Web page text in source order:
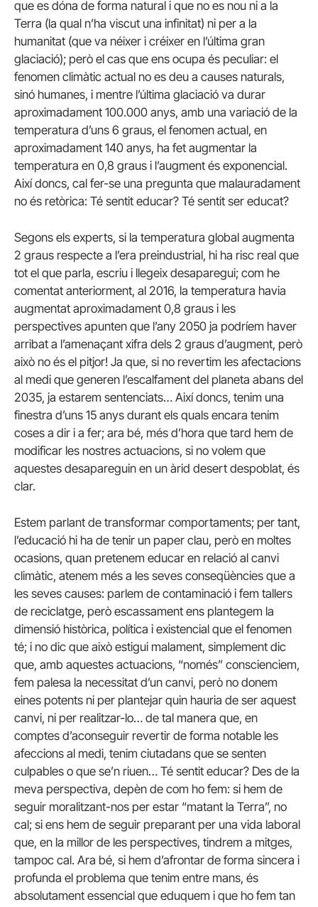
que es dóna de forma natural i que no es nou ni a la
Terra (la qual n’ha viscut una infinitat) ni per a la
humanitat (que va néixer i créixer en l’última gran
glaciació); però el cas que ens ocupa és peculiar: el
fenomen climàtic actual no es deu a causes naturals,
sinó humanes, i mentre l’última glaciació va durar
aproximadament 100.000 anys, amb una variació de la
temperatura d’uns 6 graus, el fenomen actual, en
aproximadament 140 anys, ha fet augmentar la
temperatura en 0,8 graus i l’augment és exponencial.
Així doncs, cal fer-se una pregunta que malauradament
no és retòrica: Té sentit educar? Té sentit ser educat?
Segons els experts, si la temperatura global augmenta
2 graus respecte a l’era preindustrial, hi ha risc real que
tot el que parla, escriu i llegeix desaparegui; com he
comentat anteriorment, al 2016, la temperatura havia
augmentat aproximadament 0,8 graus i les
perspectives apunten que l’any 2050 ja podríem haver
arribat a l’amenaçant xifra dels 2 graus d’augment, però
això no és el pitjor! Ja que, si no revertim les afectacions
al medi que generen l’escalfament del planeta abans del
2035, ja estarem sentenciats… Així doncs, tenim una
finestra d’uns 15 anys durant els quals encara tenim
coses a dir i a fer; ara bé, més d’hora que tard hem de
modificar les nostres actuacions, si no volem que
aquestes desapareguin en un àrid desert despoblat, és
clar.
Estem parlant de transformar comportaments; per tant,
l’educació hi ha de tenir un paper clau, però en moltes
ocasions, quan pretenem educar en relació al canvi
climàtic, atenem més a les seves conseqüències que a
les seves causes: parlem de contaminació i fem tallers
de reciclatge, però escassament ens plantegem la
dimensió històrica, política i existencial que el fenomen
té; i no dic que això estigui malament, simplement dic
que, amb aquestes actuacions, “només” conscienciem,
fem palesa la necessitat d’un canvi, però no donem
eines potents ni per plantejar quin hauria de ser aquest
canvi, ni per realitzar-lo… de tal manera que, en
comptes d’aconseguir revertir de forma notable les
afeccions al medi, tenim ciutadans que se senten
culpables o que se’n riuen… Té sentit educar? Des de la
meva perspectiva, depèn de com ho fem: si hem de
seguir moralitzant-nos per estar “matant la Terra”, no
cal; si ens hem de seguir preparant per una vida laboral
que, en la millor de les perspectives, tindrem a mitges,
tampoc cal. Ara bé, si hem d’afrontar de forma sincera i
profunda el problema que tenim entre mans, és
absolutament essencial que eduquem i que ho fem tan